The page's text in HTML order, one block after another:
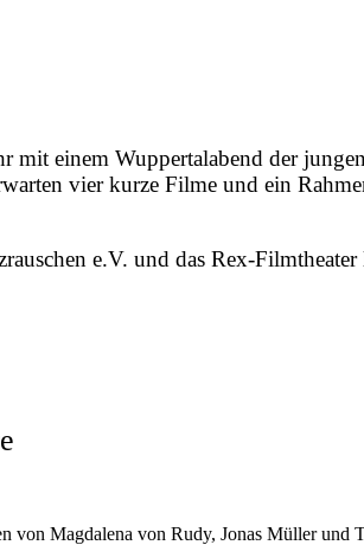
einem Wuppertalabend der
vier kurze Filme und ein
e.V. und das Rex-Filmtheater
von Magdalena von Rudy, Jonas Müller und